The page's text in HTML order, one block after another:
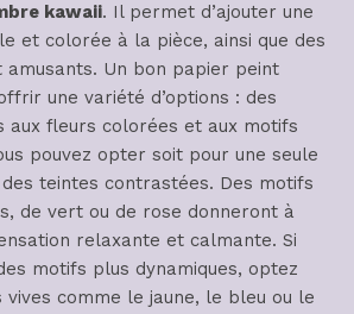
kawaii. Il permet d’ajouter une
et colorée à la pièce, ainsi que des
amusants. Un bon papier peint
une variété d’options : des
aux fleurs colorées et aux motifs
pouvez opter soit pour une seule
teintes contrastées. Des motifs
de vert ou de rose donneront à
relaxante et calmante. Si
motifs plus dynamiques, optez
vives comme le jaune, le bleu ou le